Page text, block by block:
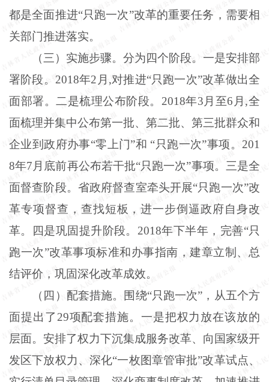
都是全面推进“只跑一次”改革的重要任务，需要相
关部门推进落实。
（三）实施步骤。分为四个阶段。一是安排部
署阶段。2018年2月,对推进“只跑一次”改革做出全
面部署。二是梳理公布阶段。2018年3月至6月,全
面梳理并集中公布第一批、第二批、第三批群众和
企业到政府办事“零上门”和 “只跑一次”事项。201
8年7月底前再公布若干批“只跑一次”事项。三是全
面督查阶段。省政府督查室牵头开展“只跑一次”改
革专项督查，查找短板，进一步倒逼政府自身改
革。四是巩固提升阶段。2018年下半年，完善“只
跑一次”改革事项标准和办事指南，建章立制、总
结评价，巩固深化改革成效。
（四）配套措施。围绕“只跑一次”，从五个方
面提出了29项配套措施。一是把权力放在该放的
层面。安排了权力下沉集成服务改革、向国家级开
发区下放权力、深化“一枚图章管审批”改革试点、